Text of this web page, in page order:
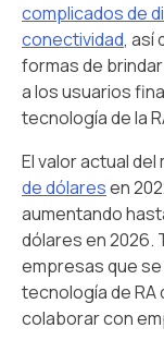
complicados de
conectividad, así
formas de
a los usuarios
tecnología de la
El valor actual del
de dólaresen
aumentando
dólares en 2026.
empresas que se
tecnología de
colaborar con